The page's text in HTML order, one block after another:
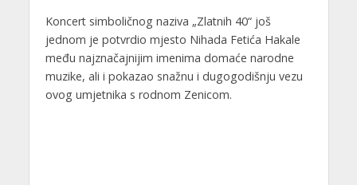
Koncert simboličnog naziva „Zlatnih 40“ još
jednom je potvrdio mjesto Nihada Fetića Hakale
među najznačajnijim imenima domaće narodne
muzike, ali i pokazao snažnu i dugogodišnju vezu
ovog umjetnika s rodnom Zenicom.